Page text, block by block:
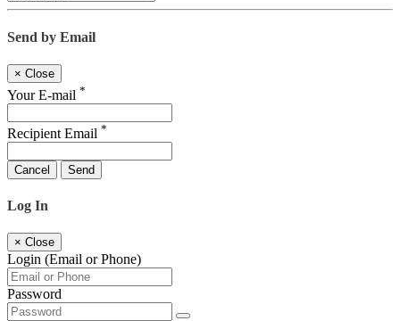
Send by Email
× Close
Your E-mail *
Recipient Email *
Cancel Send
Log In
× Close
Login (Email or Phone)
Password